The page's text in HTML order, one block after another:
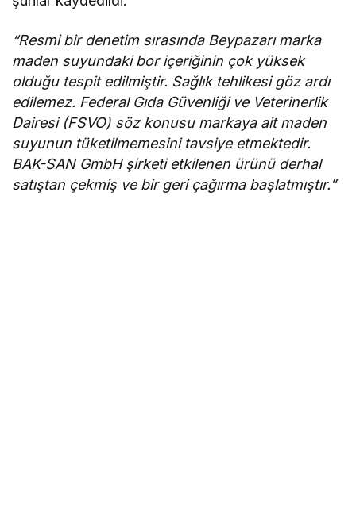
“Resmi bir denetim sırasında Beypazarı marka
maden suyundaki bor içeriğinin çok yüksek
olduğu tespit edilmiştir. Sağlık tehlikesi göz ardı
edilemez. Federal Gıda Güvenliği ve Veterinerlik
Dairesi (FSVO) söz konusu markaya ait maden
suyunun tüketilmemesini tavsiye etmektedir.
BAK-SAN GmbH şirketi etkilenen ürünü derhal
satıştan çekmiş ve bir geri çağırma başlatmıştır.”